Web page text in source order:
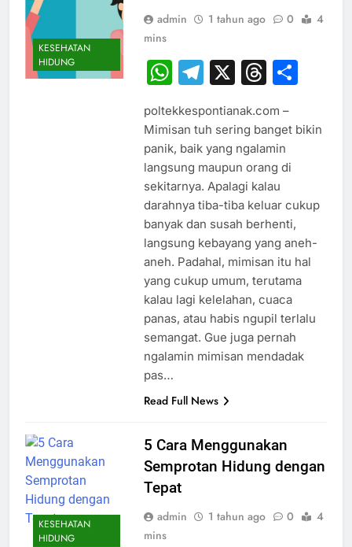
KESEHATAN
HIDUNG
admin 1 tahun ago 0
4
mins
WhatsApp
Telegram
X
poltekkespontianak.com –
Mimisan tuh sering banget bikin
panik, baik yang ngalamin
langsung maupun orang di
sekitarnya. Apalagi kalau
darahnya tiba-tiba keluar cukup
banyak dan susah berhenti,
langsung kebayang yang aneh-
aneh. Padahal, mimisan itu hal
yang cukup umum, terutama
kalau lagi kelelahan, cuaca
panas, atau habis ngupil terlalu
semangat. Gue juga pernah
ngalamin mimisan mendadak
pas…
Read Full News
KESEHATAN
HIDUNG
5 Cara Menggunakan
Semprotan Hidung dengan
Tepat
admin 1 tahun ago 0
4
mins